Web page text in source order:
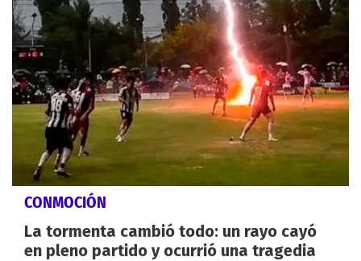
CONMOCIÓN
La tormenta cambió todo: un rayo cayó
en pleno partido y ocurrió una tragedia